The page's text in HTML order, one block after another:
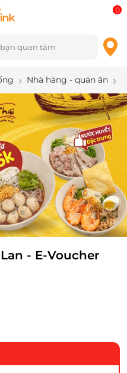
0
Nhà hàng - quán ăn
2/7
- E-Voucher